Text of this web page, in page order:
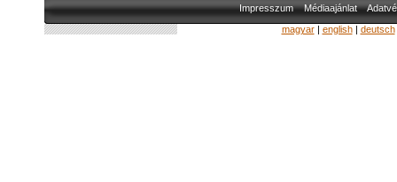
Impresszum Médiaajánlat
magyar| english| deutsch